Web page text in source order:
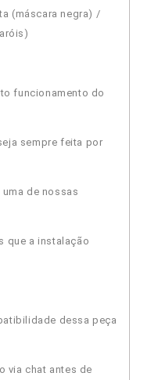
(máscara negra) /
funcionamento do
sempre feita por
de nossas
que a instalação
dessa peça
via chat antes de